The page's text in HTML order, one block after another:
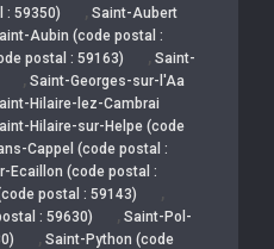
: 59350)
, Saint-Aubert
Aubin (code postal :
postal : 59163) , Saint-
, Saint-Georges-sur-l'Aa
Hilaire-lez-Cambrai
Hilaire-sur-Helpe (code
Cappel (code postal :
Ecaillon (code postal :
postal : 59143) ,
: 59630) , Saint-Pol-
, Saint-Python (code